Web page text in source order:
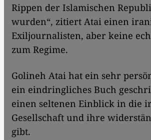
Rippen der Islamischen
wurden“, zitiert Atai einen
Exiljournalisten, aber keine
zum Regime.
Golineh Atai hat ein sehr
ein eindringliches Buch
einen seltenen Einblick in die
Gesellschaft und ihre
gibt.